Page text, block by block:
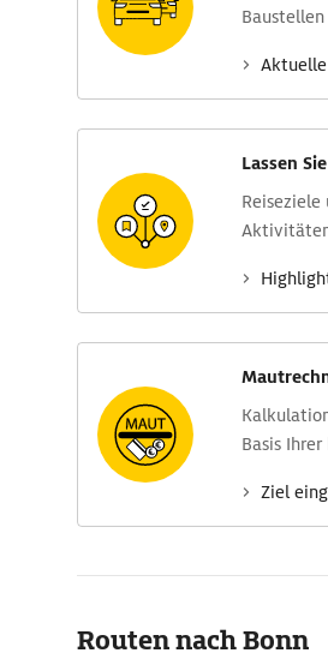
Aktuelle
Lassen
Basis
Ziel
Routen nach Bonn